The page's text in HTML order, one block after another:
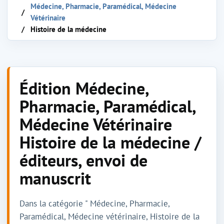
Médecine, Pharmacie, Paramédical, Médecine
Vétérinaire
Histoire de la médecine
Édition Médecine,
Pharmacie, Paramédical,
Médecine Vétérinaire
Histoire de la médecine /
éditeurs, envoi de
manuscrit
Dans la catégorie " Médecine, Pharmacie,
Paramédical, Médecine vétérinaire, Histoire de la